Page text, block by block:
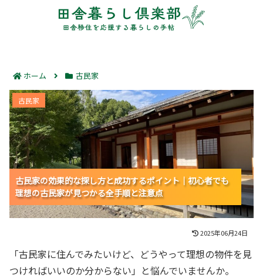
ホーム 古民家
古民家の効果的な探し方と成功するポイント｜初心者で
も理想の古民家が見つかる全手順と注意点
古民家の効果的な探し方と成功するポイント｜初心者でも
理想の古民家が見つかる全手順と注意点
古民家の効果的な探し方と成功するポイント｜初心者でも
理想の古民家が見つかる全手順と注意点
古民家の効果的な探し方と成功するポイント｜初心者でも
理想の古民家が見つかる全手順と注意点
古民家
2025年06月24日
「古民家に住んでみたいけど、どうやって理想の物件を見
つければいいのか分からない」と悩んでいませんか。